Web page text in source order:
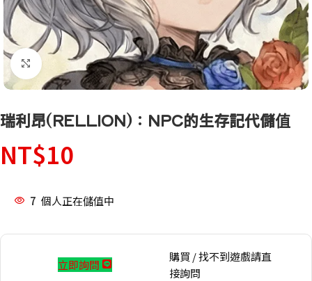
點擊放大
瑞利昂(RELLION)：NPC的生存記代儲值
NT$10
7 個人正在儲值中
立即詢問
購買 / 找不到遊戲請直
接詢問